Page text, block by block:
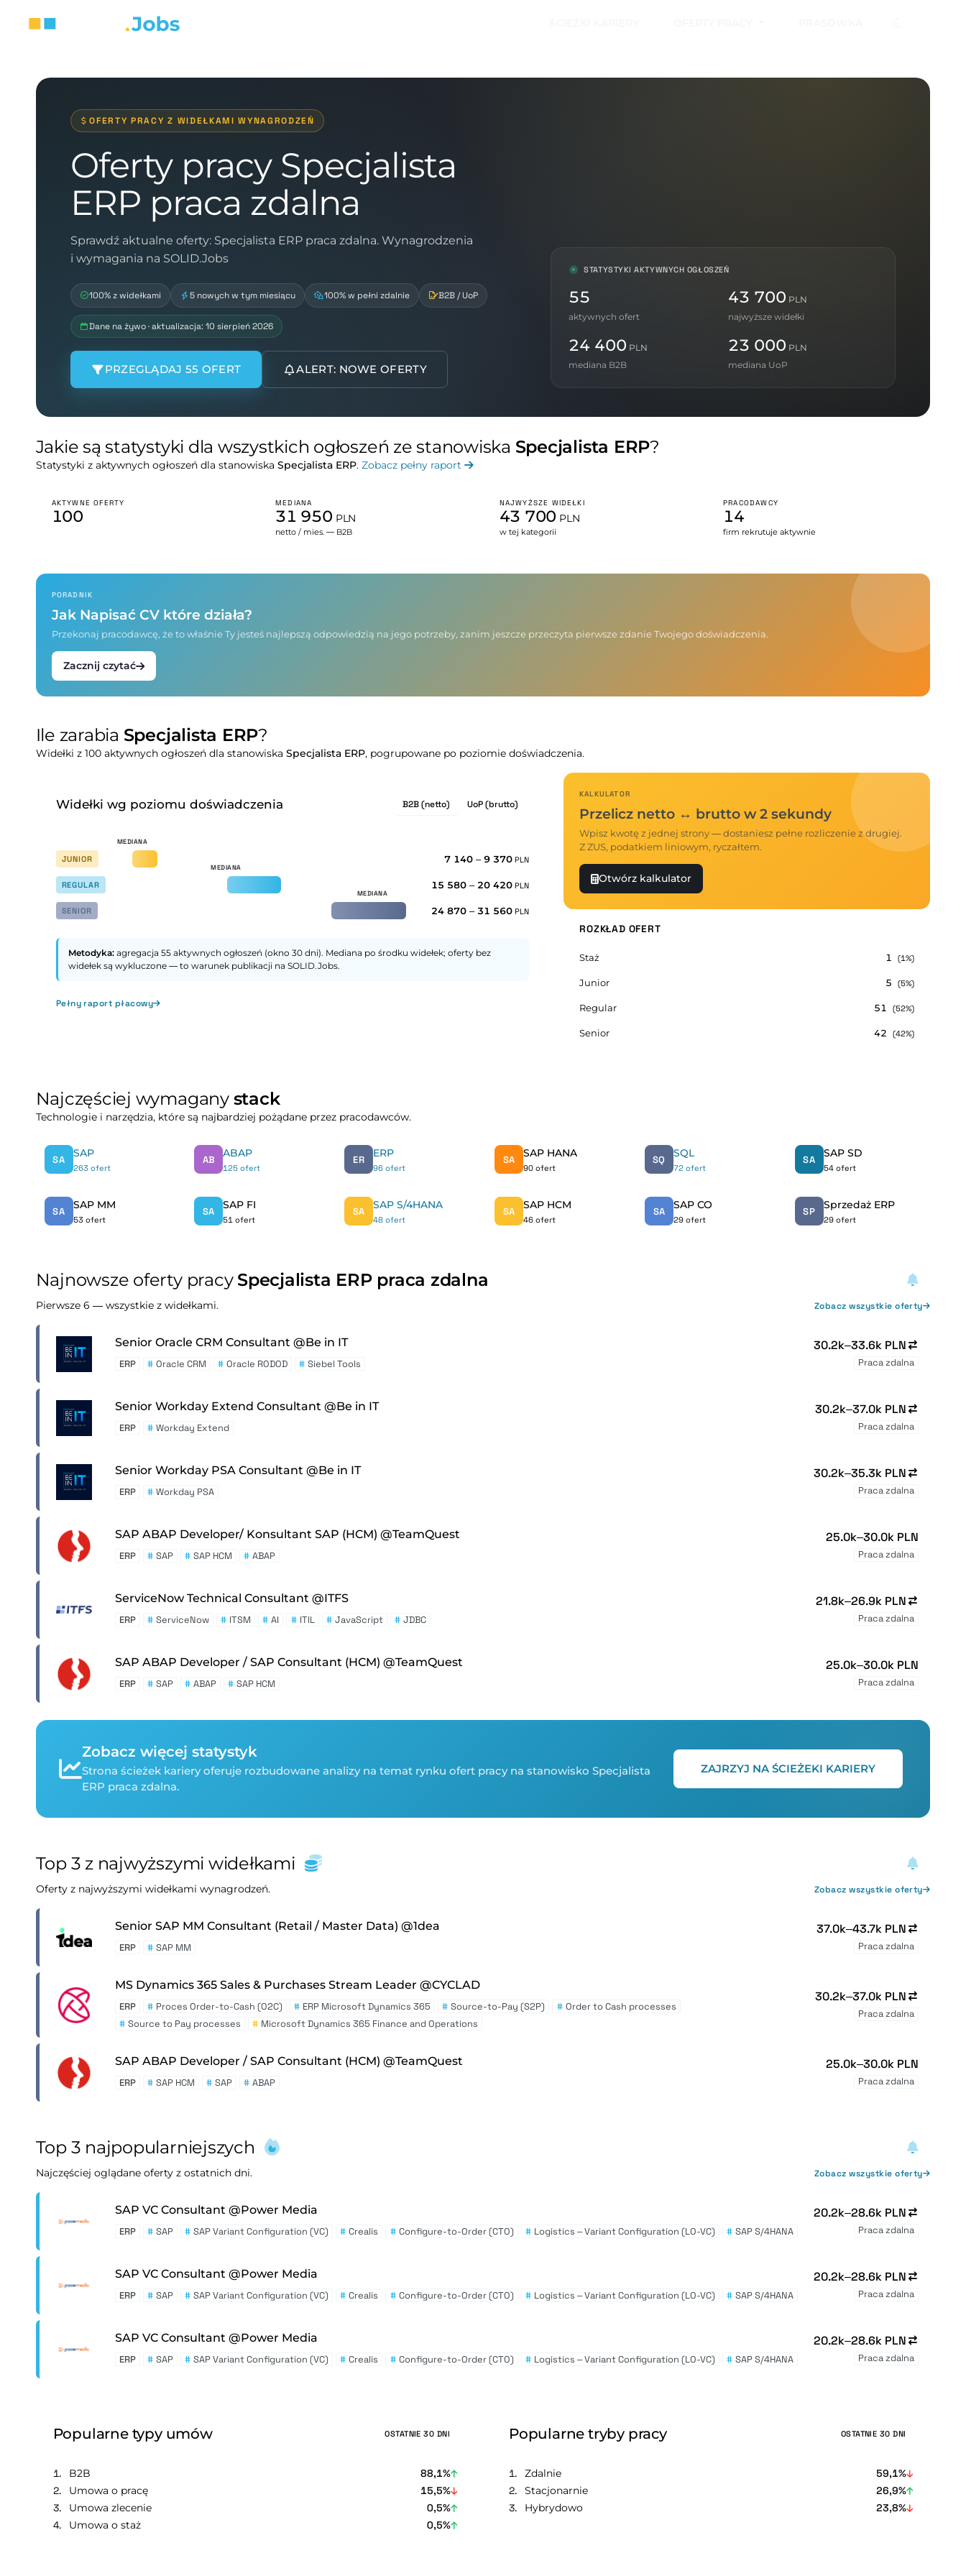
OFERTY PRACY Z WIDEŁKAMI WYNAGRODZEŃ
Oferty pracy Specjalista
ERP praca zdalna
Sprawdź aktualne oferty: Specjalista ERP praca zdalna. Wynagrodzenia
i wymagania na SOLID.Jobs
100% z widełkami 5 nowych w tym miesiącu 100% w pełni zdalnie B2B / UoP
Dane na żywo · aktualizacja: 10 sierpień 2026
PRZEGLĄDAJ 55 OFERT ALERT: NOWE OFERTY
STATYSTYKI AKTYWNYCH OGŁOSZEŃ
55
aktywnych ofert
43 700 PLN
najwyższe widełki
24 400 PLN
mediana B2B
23 000 PLN
mediana UoP
Jakie są statystyki dla wszystkich ogłoszeń ze stanowiska Specjalista ERP?
Statystyki z aktywnych ogłoszeń dla stanowiska Specjalista ERP. Zobacz pełny raport
AKTYWNE OFERTY
100
MEDIANA
31 950 PLN
netto / mies. — B2B
NAJWYŻSZE WIDEŁKI
43 700 PLN
w tej kategorii
PRACODAWCY
14
firm rekrutuje aktywnie
PORADNIK
Jak Napisać CV które działa?
Przekonaj pracodawcę, że to właśnie Ty jesteś najlepszą odpowiedzią na jego potrzeby, zanim jeszcze przeczyta pierwsze zdanie Twojego doświadczenia.
Zacznij czytać
Ile zarabia Specjalista ERP?
Widełki z 100 aktywnych ogłoszeń dla stanowiska Specjalista ERP, pogrupowane po poziomie doświadczenia.
Widełki wg poziomu doświadczenia B2B (netto) UoP (brutto)
JUNIOR 7 140 – 9 370 PLN
REGULAR 15 580 – 20 420 PLN
SENIOR 24 870 – 31 560 PLN
Metodyka:agregacja 55 aktywnych ogłoszeń (okno 30 dni). Mediana po środku widełek; oferty bez
widełek są wykluczone — to warunek publikacji na SOLID.Jobs.
Pełny raport płacowy
KALKULATOR
Przelicz netto ↔ brutto w 2 sekundy
Wpisz kwotę z jednej strony — dostaniesz pełne rozliczenie z drugiej.
Z ZUS, podatkiem liniowym, ryczałtem.
Otwórz kalkulator
ROZKŁAD OFERT
Staż 1 (1%)
Junior 5 (5%)
Regular 51 (52%)
Senior 42 (42%)
Najczęściej wymagany stack
Technologie i narzędzia, które są najbardziej pożądane przez pracodawców.
SA
SAP
263 ofert
AB
ABAP
125 ofert
ER
ERP
96 ofert
SA
SAP HANA
90 ofert
SQ
SQL
72 ofert
SA
SAP SD
54 ofert
SA
SAP MM
53 ofert
SA
SAP FI
51 ofert
SA
SAP S/4HANA
48 ofert
SA
SAP HCM
46 ofert
SA
SAP CO
29 ofert
SP
Sprzedaż ERP
29 ofert
Najnowsze oferty pracy Specjalista ERP praca zdalna
Pierwsze 6 — wszystkie z widełkami. Zobacz wszystkie oferty
Senior Oracle CRM Consultant @Be in IT
ERP # Oracle CRM # Oracle RODOD # Siebel Tools
30.2k–33.6k PLN
Praca zdalna
Senior Workday Extend Consultant @Be in IT
ERP # Workday Extend
30.2k–37.0k PLN
Praca zdalna
Senior Workday PSA Consultant @Be in IT
ERP # Workday PSA
30.2k–35.3k PLN
Praca zdalna
SAP ABAP Developer/ Konsultant SAP (HCM) @TeamQuest
ERP # SAP # SAP HCM # ABAP
25.0k–30.0k PLN
Praca zdalna
ServiceNow Technical Consultant @ITFS
ERP # ServiceNow # ITSM # AI # ITIL # JavaScript # JDBC
21.8k–26.9k PLN
Praca zdalna
SAP ABAP Developer / SAP Consultant (HCM) @TeamQuest
ERP # SAP # ABAP # SAP HCM
25.0k–30.0k PLN
Praca zdalna
Zobacz więcej statystyk
Strona ścieżek kariery oferuje rozbudowane analizy na temat rynku ofert pracy na stanowisko Specjalista
ERP praca zdalna.
ZAJRZYJ NA ŚCIEŻEKI KARIERY
Top 3 z najwyższymi widełkami
Oferty z najwyższymi widełkami wynagrodzeń. Zobacz wszystkie oferty
Senior SAP MM Consultant (Retail / Master Data) @1dea
ERP # SAP MM
37.0k–43.7k PLN
Praca zdalna
MS Dynamics 365 Sales & Purchases Stream Leader @CYCLAD
ERP # Proces Order-to-Cash (O2C) # ERP Microsoft Dynamics 365 # Source-to-Pay (S2P) # Order to Cash processes
# Source to Pay processes # Microsoft Dynamics 365 Finance and Operations
30.2k–37.0k PLN
Praca zdalna
SAP ABAP Developer / SAP Consultant (HCM) @TeamQuest
ERP # SAP HCM # SAP # ABAP
25.0k–30.0k PLN
Praca zdalna
Top 3 najpopularniejszych
Najczęściej oglądane oferty z ostatnich dni. Zobacz wszystkie oferty
SAP VC Consultant @Power Media
ERP # SAP # SAP Variant Configuration (VC) # Crealis # Configure-to-Order (CTO) # Logistics – Variant Configuration (LO-VC) # SAP S/4HANA
20.2k–28.6k PLN
Praca zdalna
SAP VC Consultant @Power Media
ERP # SAP # SAP Variant Configuration (VC) # Crealis # Configure-to-Order (CTO) # Logistics – Variant Configuration (LO-VC) # SAP S/4HANA
20.2k–28.6k PLN
Praca zdalna
SAP VC Consultant @Power Media
ERP # SAP # SAP Variant Configuration (VC) # Crealis # Configure-to-Order (CTO) # Logistics – Variant Configuration (LO-VC) # SAP S/4HANA
20.2k–28.6k PLN
Praca zdalna
Popularne typy umów OSTATNIE 30 DNI
B2B
88,1%
Umowa o pracę
15,5%
Umowa zlecenie
0,5%
Umowa o staż
0,5%
Popularne tryby pracy OSTATNIE 30 DNI
Zdalnie
59,1%
Stacjonarnie
26,9%
Hybrydowo
23,8%